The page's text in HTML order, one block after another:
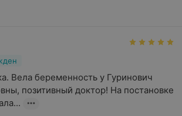
Вела беременность у Гуринович
позитивный доктор! На постановке